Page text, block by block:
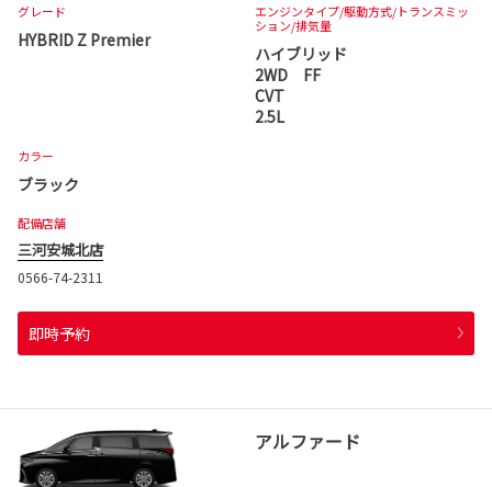
グレード
HYBRID Z Premier
エンジンタイプ/駆動方式/トランスミッ
ション/排気量
ハイブリッド
2WD FF
CVT
2.5L
カラー
ブラック
配備店舗
三河安城北店
0566-74-2311
即時予約
アルファード